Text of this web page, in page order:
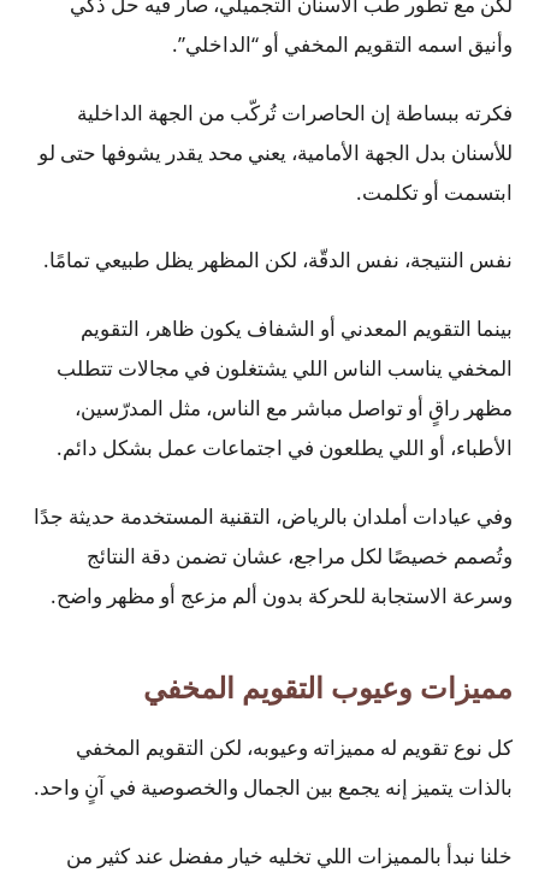
وأنيق اسمه التقويم المخفي أو “الداخلي”.
فكرته ببساطة إن الحاصرات تُركّب من الجهة الداخلية
للأسنان بدل الجهة الأمامية، يعني محد يقدر يشوفها حتى لو
ابتسمت أو تكلمت.
نفس النتيجة، نفس الدقّة، لكن المظهر يظل طبيعي تمامًا.
بينما التقويم المعدني أو الشفاف يكون ظاهر، التقويم
المخفي يناسب الناس اللي يشتغلون في مجالات تتطلب
مظهر راقٍ أو تواصل مباشر مع الناس، مثل المدرّسين،
الأطباء، أو اللي يطلعون في اجتماعات عمل بشكل دائم.
وفي عيادات أملدان بالرياض، التقنية المستخدمة حديثة جدًا
وتُصمم خصيصًا لكل مراجع، عشان تضمن دقة النتائج
وسرعة الاستجابة للحركة بدون ألم مزعج أو مظهر واضح.
مميزات وعيوب التقويم المخفي
كل نوع تقويم له مميزاته وعيوبه، لكن التقويم المخفي
بالذات يتميز إنه يجمع بين الجمال والخصوصية في آنٍ واحد.
خلنا نبدأ بالمميزات اللي تخليه خيار مفضل عند كثير من